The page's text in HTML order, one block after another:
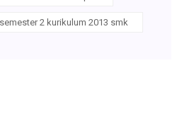
2 kurikulum 2013 smk